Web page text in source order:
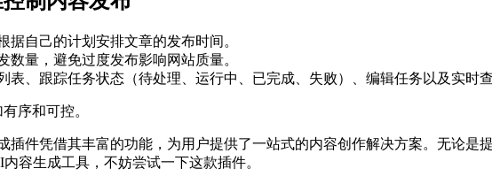
自己的计划安排文章的发布时间。
数量，避免过度发布影响网站质量。
表、跟踪任务状态（待处理、运行中、已完成、失败）、编辑任务以及实时查
序和可控。
插件凭借其丰富的功能，为用户提供了一站式的内容创作解决方案。无论
容生成工具，不妨尝试一下这款插件。